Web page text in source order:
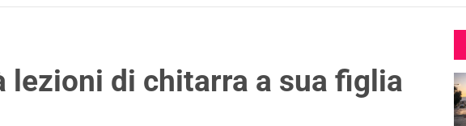
lezioni di chitarra a sua figlia